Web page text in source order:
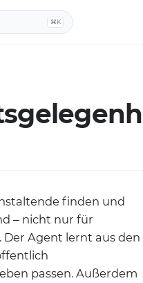
⌘K
finden und
– nicht nur für
Agent lernt aus den
passen. Außerdem